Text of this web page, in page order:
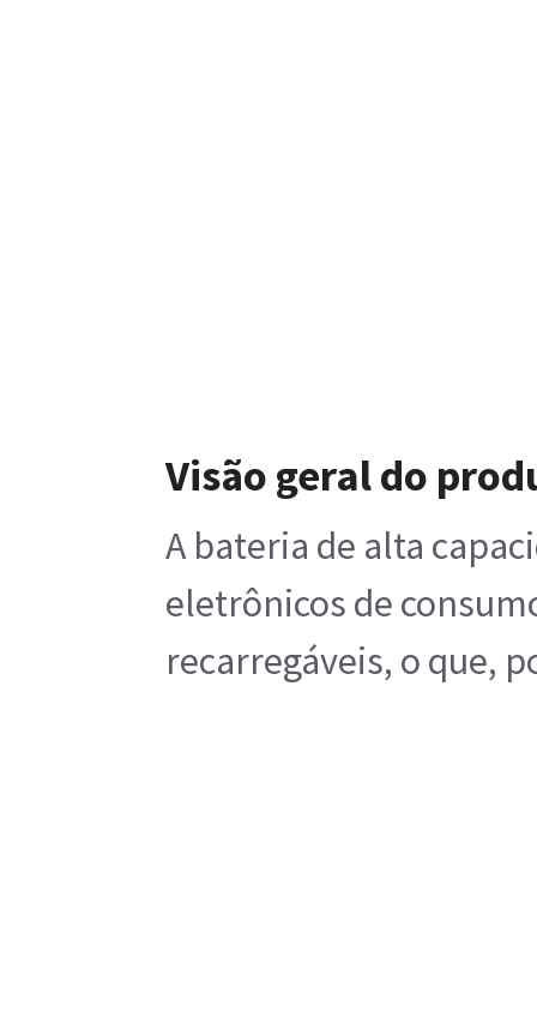
Visão geral do
A bateria de alta
eletrônicos de
recarregáveis, o que,